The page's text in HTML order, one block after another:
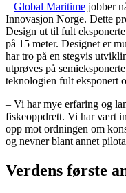
– Global Maritime jobber
Innovasjon Norge. Dette
Design ut til fult
på 15 meter. Designet er
har tro på en stegvis
utprøves på
teknologien fult eksponert
– Vi har mye erfaring og
fiskeoppdrett. Vi har vært
opp mot ordningen om
og nevner blant annet
Verdens første